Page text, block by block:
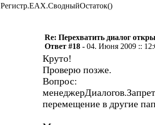
Регистр.EAX.СводныйОстаток()
Re: Перехватить диалог
Ответ #18 - 04. Июня 2009 ::
Круто!
Проверю позже.
Вопрос:
перемещение в другие